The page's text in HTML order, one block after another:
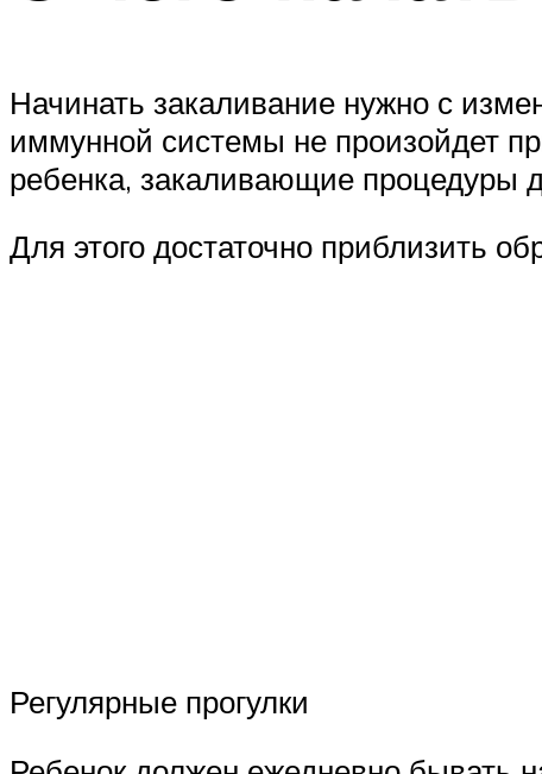
Начинать закаливание нужно с
иммунной системы не произойдет
ребенка, закаливающие процедуры
Для этого достаточно приблизить
Регулярные прогулки